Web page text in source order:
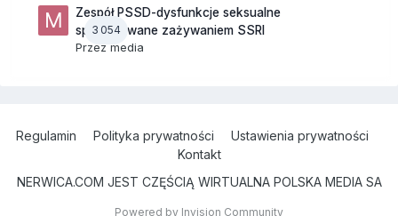
3 054
Zespół PSSD-dysfunkcje seksualne
spowodowane zażywaniem SSRI
Przez media
Regulamin Polityka prywatności
Ustawienia prywatności
Kontakt
NERWICA.COM JEST CZĘŚCIĄ WIRTUALNA POLSKA MEDIA SA
Powered by Invision Community